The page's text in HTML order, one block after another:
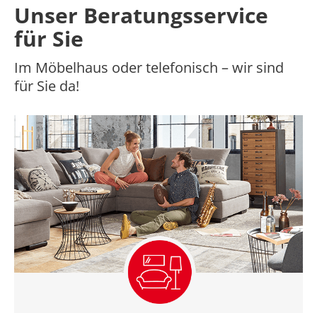
Unser Beratungsservice
für Sie
Im Möbelhaus oder telefonisch – wir sind
für Sie da!